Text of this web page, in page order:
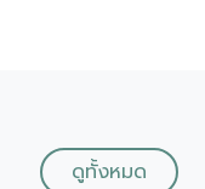
ดูทั้งหมด